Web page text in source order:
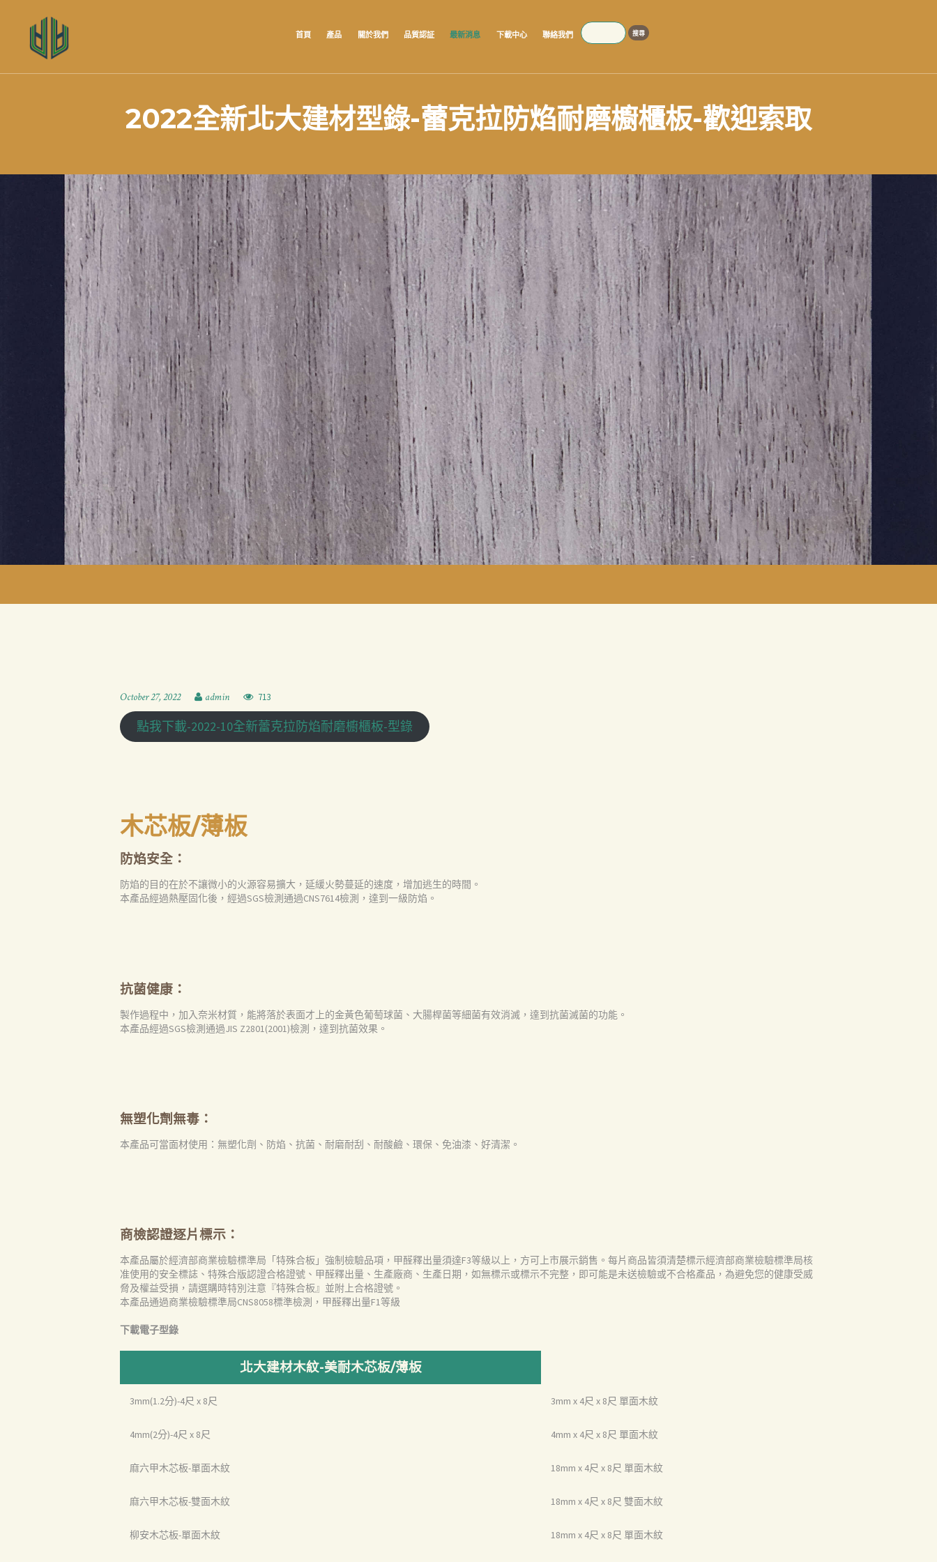
首頁 產品 關於我們 品質認証 最新消息 下載中心 聯絡我們
SEARCH
2022全新北大建材型錄-蕾克拉防焰耐磨櫥櫃板-歡迎索取
October 27, 2022 admin 713
點我下載-2022-10全新蕾克拉防焰耐磨櫥櫃板-型錄
木芯板/薄板
防焰安全：
防焰的目的在於不讓微小的火源容易擴大，延緩火勢蔓延的速度，增加逃生的時間。
本產品經過熱壓固化後，經過SGS檢測通過CNS7614檢測，達到一級防焰。
抗菌健康：
製作過程中，加入奈米材質，能將落於表面才上的金黃色葡萄球菌、大腸桿菌等細菌有效消滅，達到抗菌滅菌的功能。
本產品經過SGS檢測通過JIS Z2801(2001)檢測，達到抗菌效果。
無塑化劑無毒：
本產品可當面材使用：無塑化劑、防焰、抗菌、耐磨耐刮、耐酸鹼、環保、免油漆、好清潔。
商檢認證逐片標示：
本產品屬於經濟部商業檢驗標準局「特殊合板」強制檢驗品項，甲醛釋出量須達F3等級以上，方可上市展示銷售。每片商品皆須清楚標示經濟部商業檢驗標準局核
准使用的安全標誌、特殊合版認證合格證號、甲醛釋出量、生產廠商、生產日期，如無標示或標示不完整，即可能是未送檢驗或不合格產品，為避免您的健康受威
脅及權益受損，請選購時特別注意『特殊合板』並附上合格證號。
本產品通過商業檢驗標準局CNS8058標準檢測，甲醛釋出量F1等級
下載電子型錄
北大建材木紋-美耐木芯板/薄板
3mm(1.2分)-4尺 x 8尺 3mm x 4尺 x 8尺 單面木紋
4mm(2分)-4尺 x 8尺 4mm x 4尺 x 8尺 單面木紋
麻六甲木芯板-單面木紋 18mm x 4尺 x 8尺 單面木紋
麻六甲木芯板-雙面木紋 18mm x 4尺 x 8尺 雙面木紋
柳安木芯板-單面木紋 18mm x 4尺 x 8尺 單面木紋